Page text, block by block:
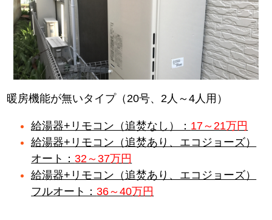
暖房機能が無いタイプ（20号、2人～4人用）
給湯器+リモコン（追焚なし）： 17～21万円
給湯器+リモコン（追焚あり、エコジョーズ）
オート：32～37万円
給湯器+リモコン（追焚あり、エコジョーズ）
フルオート：36～40万円